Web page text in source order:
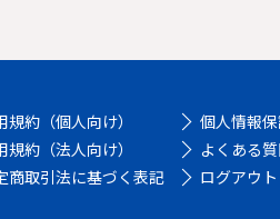
規約（個人向け）
規約（法人向け）
商取引法に基づく表記
個人情報
よくある
ログアウト